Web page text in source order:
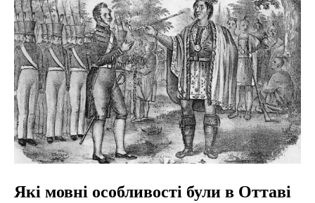
Які мовні особливості були в Оттаві